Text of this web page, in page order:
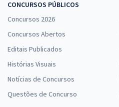
CONCURSOS PÚBLICOS
Concursos 2026
Concursos Abertos
Editais Publicados
Histórias Visuais
Notícias de Concursos
Questões de Concurso